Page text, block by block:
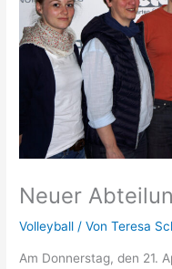
Neuer
Volleyball / VonTeresa
Am Donnerstag, den 21.